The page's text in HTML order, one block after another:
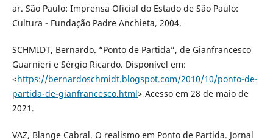
ar. São Paulo: Imprensa Oficial do Estado de São Paulo:
Cultura - Fundação Padre Anchieta, 2004.
SCHMIDT, Bernardo. “Ponto de Partida”, de Gianfrancesco
Guarnieri e Sérgio Ricardo. Disponível em:
<https://bernardoschmidt.blogspot.com/2010/10/ponto-de-
partida-de-gianfrancesco.html> Acesso em 28 de maio de
2021.
VAZ, Blange Cabral. O realismo em Ponto de Partida. Jornal